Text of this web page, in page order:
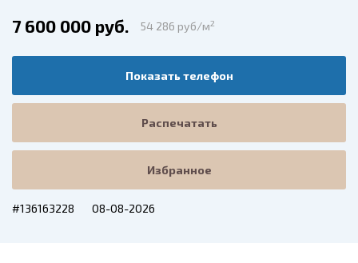
7 600 000 руб. 54 286 руб/м2
Показать телефон
Распечатать
Избранное
#136163228 08-08-2026